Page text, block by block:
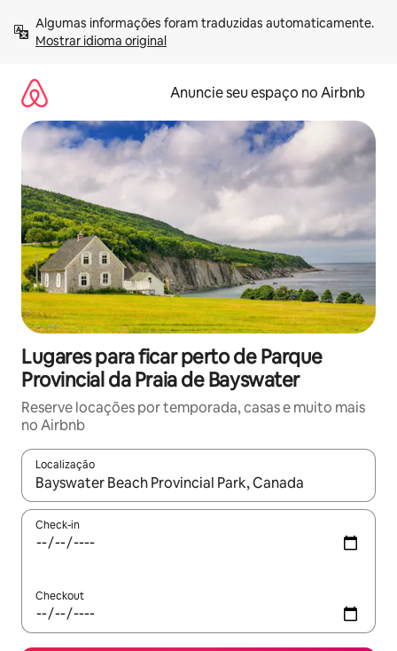
para
Mostrar idioma original
Anuncie seu espaço no Airbnb
Lugares para ficar perto de Parque
Provincial da Praia de Bayswater
Reserve locações por temporada, casas e muito mais
no Airbnb
Localização
Quando os resultados estiverem disponíveis, explore-os
Check-in
Checkout